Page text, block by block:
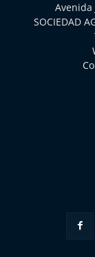
Avenida
SOCIEDAD